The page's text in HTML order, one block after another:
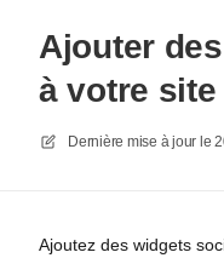
Ajouter
à votre site
Dernière mise à jour le
Ajoutez des widgets